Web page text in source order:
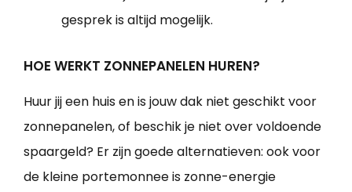
gesprek is altijd mogelijk.
HOE WERKT ZONNEPANELEN HUREN?
Huur jij een huis en is jouw dak niet geschikt voor
zonnepanelen, of beschik je niet over voldoende
spaargeld? Er zijn goede alternatieven: ook voor
de kleine portemonnee is zonne-energie